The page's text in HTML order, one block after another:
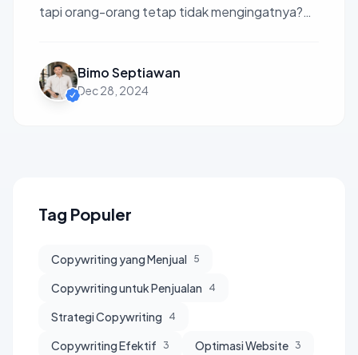
tapi orang-orang tetap tidak mengingatnya?
Bimo Septiawan
Dec 28, 2024
Tag Populer
Copywriting yang Menjual 5
Copywriting untuk Penjualan 4
Strategi Copywriting 4
Copywriting Efektif 3 Optimasi Website 3